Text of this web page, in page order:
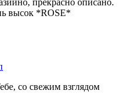
высок *ROSE*
со свежим взглядом